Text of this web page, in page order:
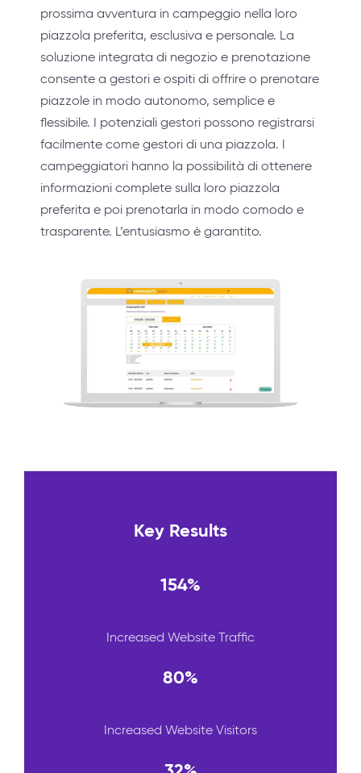
prossima avventura in campeggio nella loro
piazzola preferita, esclusiva e personale. La
soluzione integrata di negozio e prenotazione
consente a gestori e ospiti di offrire o prenotare
piazzole in modo autonomo, semplice e
flessibile. I potenziali gestori possono registrarsi
facilmente come gestori di una piazzola. I
campeggiatori hanno la possibilità di ottenere
informazioni complete sulla loro piazzola
preferita e poi prenotarla in modo comodo e
trasparente. L’entusiasmo è garantito.
Key Results
154%
Increased Website Traffic
80%
Increased Website Visitors